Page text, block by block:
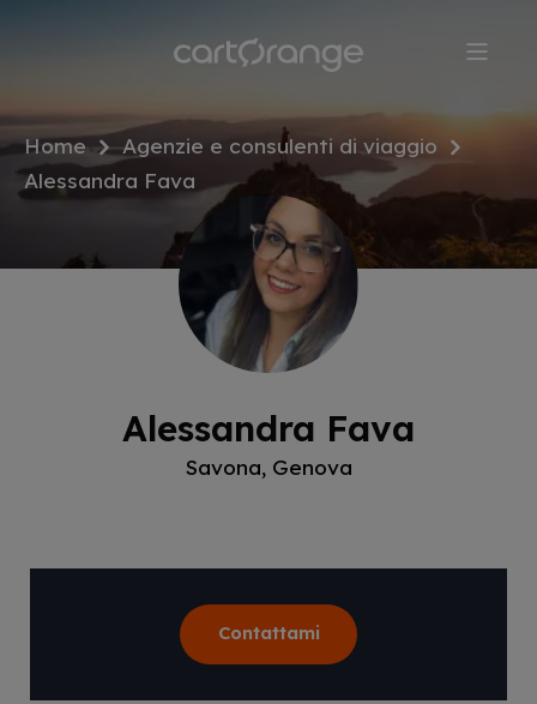
Home
Agenzie e consulenti di viaggio
Alessandra Fava
Alessandra Fava
Savona, Genova
Contattami